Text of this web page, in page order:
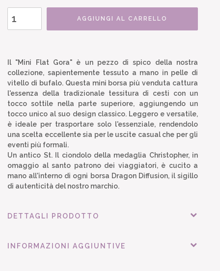
AGGIUNGI AL CARRELLO
Il "Mini Flat Gora" è un pezzo di spico della nostra
collezione, sapientemente tessuto a mano in pelle di
vitello di bufalo. Questa mini borsa più venduta cattura
l'essenza della tradizionale tessitura di cesti con un
tocco sottile nella parte superiore, aggiungendo un
tocco unico al suo design classico. Leggero e versatile,
è ideale per trasportare solo l'essenziale, rendendolo
una scelta eccellente sia per le uscite casual che per gli
eventi più formali.
Un antico St. Il ciondolo della medaglia Christopher, in
omaggio al santo patrono dei viaggiatori, è cucito a
mano all'interno di ogni borsa Dragon Diffusion, il sigillo
di autenticità del nostro marchio.
DETTAGLI PRODOTTO
INFORMAZIONI AGGIUNTIVE